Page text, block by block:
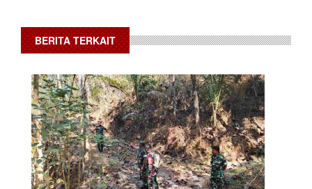
BERITA TERKAIT